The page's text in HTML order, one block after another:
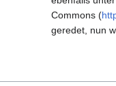
Commons (
geredet, nun